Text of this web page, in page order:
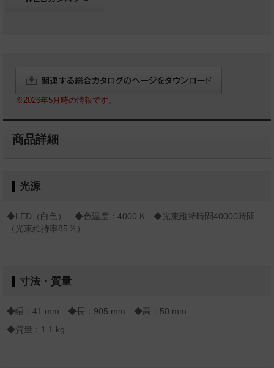
※2026年5月時の情報です。
商品詳細
光源
◆LED（白色） ◆色温度：4000 K ◆光束維持時間40000時間
（光束維持率85％）
寸法・質量
◆幅：41 mm ◆長：905 mm ◆高：50 mm
◆質量：1.1 kg